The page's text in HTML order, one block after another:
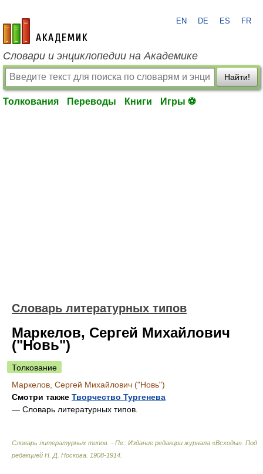
academic.ru
EN DE ES FR
Словари и энциклопедии на Академике
Найти!
Толкования Переводы Книги Игры ⚽
Словарь литературных типов
Маркелов, Сергей Михайлович
("Новь")
Толкование
Маркелов, Сергей Михайлович ("Новь")
Смотри также Творчество Тургенева
— Словарь литературных типов.
Словарь литературных типов. - Пг.: Издание редакции журнала «Всходы» Под
редакцией Н. Д. Носкова 1908-1914